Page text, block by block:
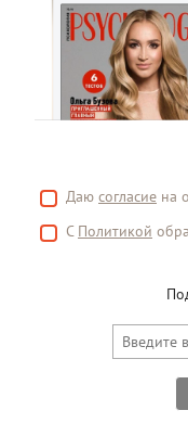
Даю согласие на
С Политикой